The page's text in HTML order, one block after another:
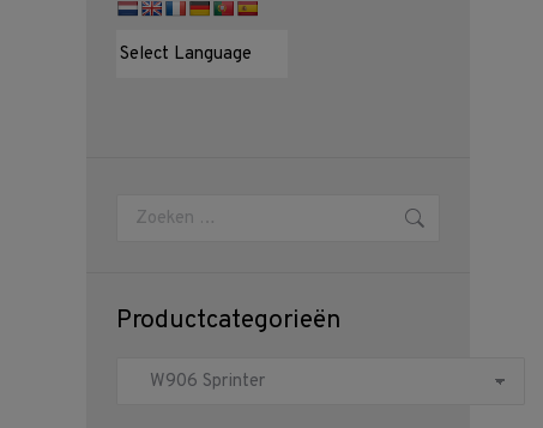
Zoeken:
Productcategorieën